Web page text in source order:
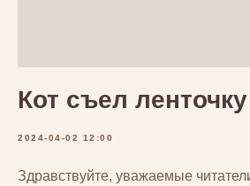
Кот съел ленточку
2024-04-02 12:00
Здравствуйте, уважаемые